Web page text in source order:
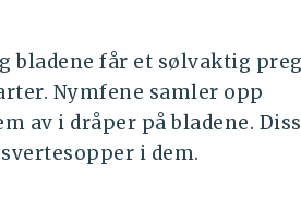
bladene får et sølvaktig
Nymfene samler opp
av i dråper på bladene.
i dem.